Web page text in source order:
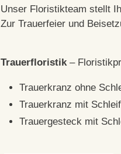
Unser Floristikteam stellt
Zur Trauerfeier und
Trauerfloristik–
Trauerkranz ohne
Trauerkranz mit
Trauergesteck mit